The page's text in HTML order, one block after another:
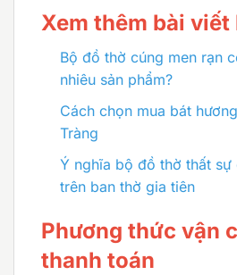
Xem thêm bài viết
Bộ đồ thờ cúng men rạn
nhiêu sản phẩm?
Cách chọn mua bát
Tràng
Ý nghĩa bộ đồ thờ thất sự
trên ban thờ gia tiên
Phương thức vận
thanh toán